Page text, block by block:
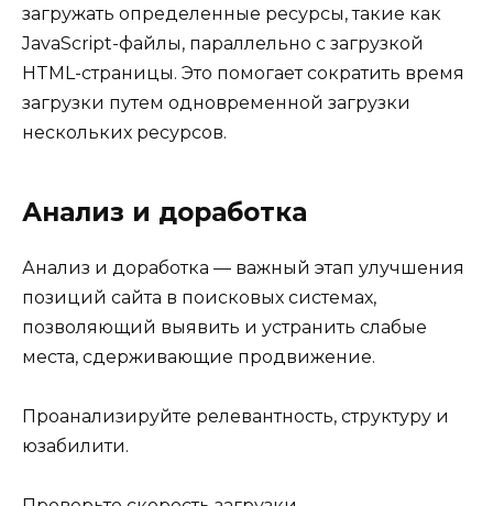
загружать определенные ресурсы, такие как
JavaScript-файлы, параллельно с загрузкой
HTML-страницы. Это помогает сократить время
загрузки путем одновременной загрузки
нескольких ресурсов.
Анализ и доработка
Анализ и доработка — важный этап улучшения
позиций сайта в поисковых системах,
позволяющий выявить и устранить слабые
места, сдерживающие продвижение.
Проанализируйте релевантность, структуру и
юзабилити.